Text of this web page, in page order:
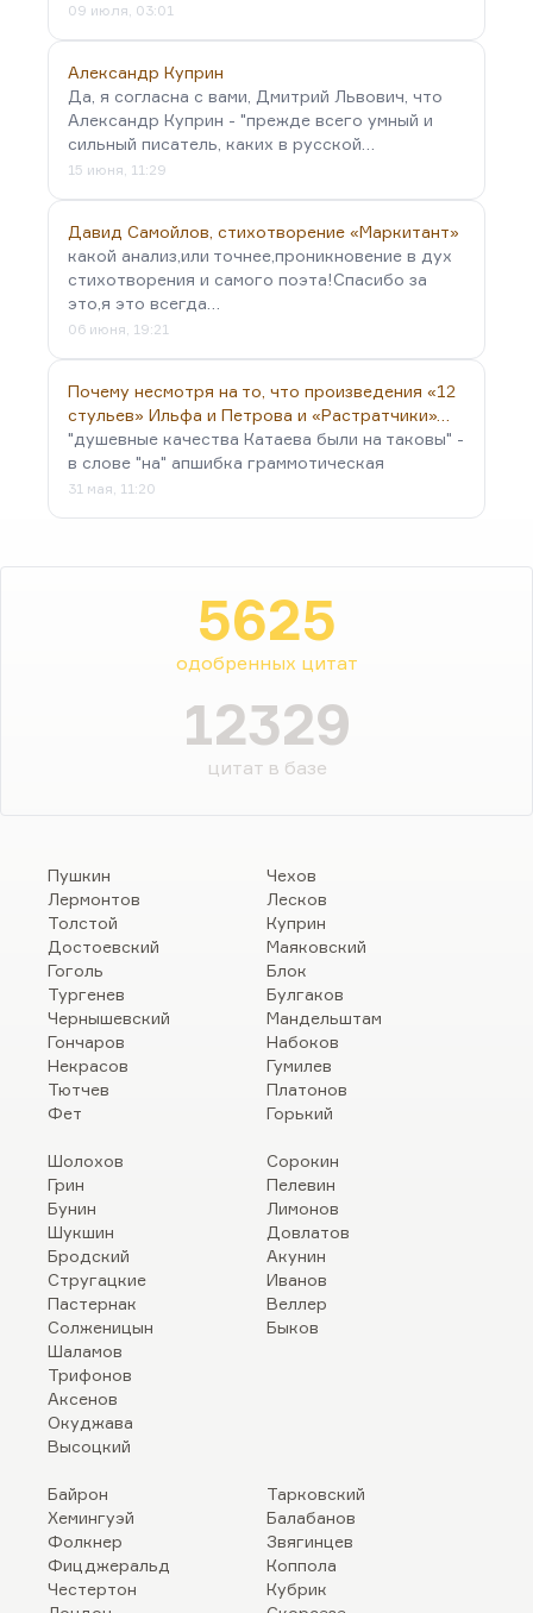
09 июля, 03:01
Александр Куприн
Да, я согласна с вами, Дмитрий Львович, что
Александр Куприн - "прежде всего умный и
сильный писатель, каких в русской…
15 июня, 11:29
Давид Самойлов, стихотворение «Маркитант»
какой анализ,или точнее,проникновение в дух
стихотворения и самого поэта!Спасибо за
это,я это всегда…
06 июня, 19:21
Почему несмотря на то, что произведения «12
стульев» Ильфа и Петрова и «Растратчики»…
"душевные качества Катаева были на таковы" -
в слове "на" апшибка граммотическая
31 мая, 11:20
5625
одобренных цитат
12329
цитат в базе
Пушкин
Лермонтов
Толстой
Достоевский
Гоголь
Тургенев
Чернышевский
Гончаров
Некрасов
Тютчев
Фет
Чехов
Лесков
Куприн
Маяковский
Блок
Булгаков
Мандельштам
Набоков
Гумилев
Платонов
Горький
Шолохов
Грин
Бунин
Шукшин
Бродский
Стругацкие
Пастернак
Солженицын
Шаламов
Трифонов
Аксенов
Окуджава
Высоцкий
Сорокин
Пелевин
Лимонов
Довлатов
Акунин
Иванов
Веллер
Быков
Байрон
Хемингуэй
Фолкнер
Фицджеральд
Честертон
Тарковский
Балабанов
Звягинцев
Коппола
Кубрик